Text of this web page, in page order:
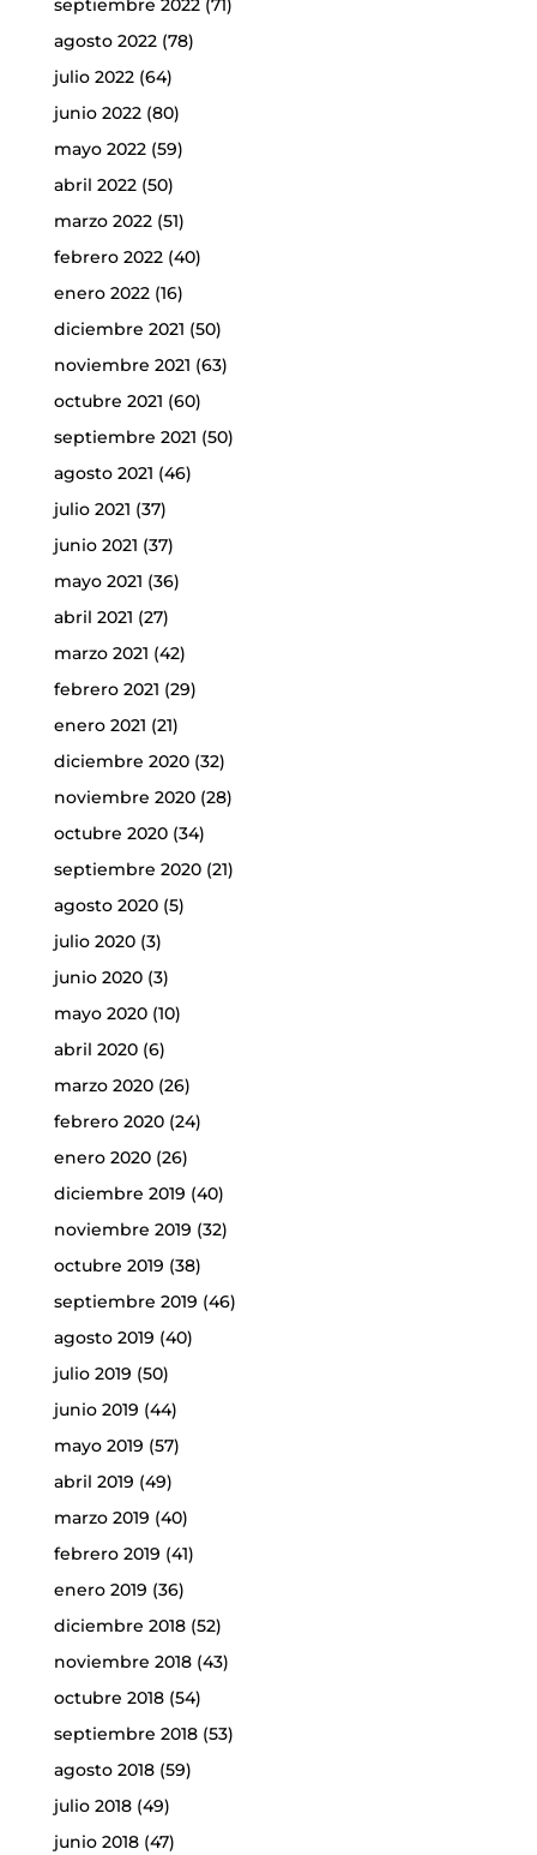
septiembre 2022(71)
agosto 2022(78)
julio 2022(64)
junio 2022(80)
mayo 2022(59)
abril 2022(50)
marzo 2022(51)
febrero 2022(40)
enero 2022(16)
diciembre 2021 (50)
noviembre 2021 (63)
octubre 2021 (60)
septiembre 2021 (50)
agosto 2021 (46)
julio 2021 (37)
junio 2021 (37)
mayo 2021 (36)
abril 2021 (27)
marzo 2021 (42)
febrero 2021 (29)
enero 2021 (21)
diciembre 2020(32)
noviembre 2020(28)
octubre 2020(34)
septiembre 2020(21)
agosto 2020(5)
julio 2020(3)
junio 2020(3)
mayo 2020(10)
abril 2020(6)
marzo 2020(26)
febrero 2020(24)
enero 2020(26)
diciembre 2019 (40)
noviembre 2019 (32)
octubre 2019 (38)
septiembre 2019 (46)
agosto 2019 (40)
julio 2019 (50)
junio 2019 (44)
mayo 2019 (57)
abril 2019 (49)
marzo 2019 (40)
febrero 2019 (41)
enero 2019 (36)
diciembre 2018(52)
noviembre 2018(43)
octubre 2018(54)
septiembre 2018(53)
agosto 2018(59)
julio 2018(49)
junio 2018(47)